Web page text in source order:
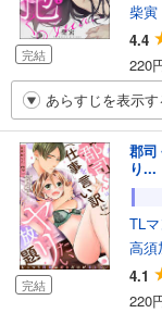
完結
柴寅
4.4
220
あらすじを表示す
完結
郡司
り...
TL
高須
4.1
220